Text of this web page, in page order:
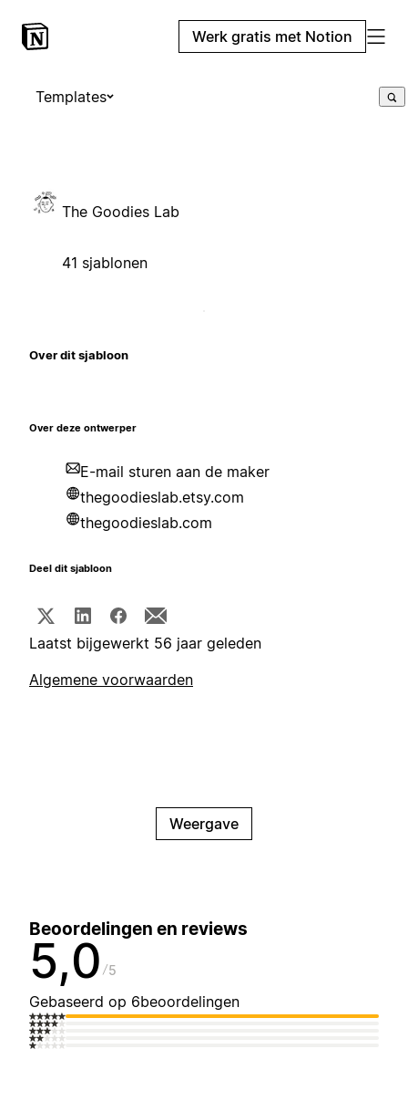
Werk gratis met Notion
Templates
The Goodies Lab
41 sjablonen
Over dit sjabloon
Over deze ontwerper
E-mail sturen aan de maker
thegoodieslab.etsy.com
thegoodieslab.com
Deel dit sjabloon
Laatst bijgewerkt 56 jaar geleden
Algemene voorwaarden
Weergave
Beoordelingen en reviews
5,0 5
Gebaseerd op 6beoordelingen